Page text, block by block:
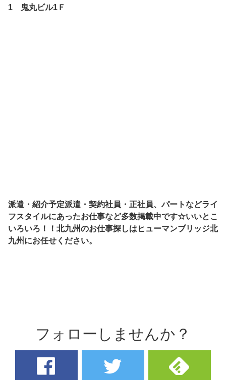
1 鬼丸ビル1Ｆ
派遣・紹介予定派遣・契約社員・正社員、パートなどライ
フスタイルにあったお仕事など多数掲載中です☆いいとこ
いろいろ！！北九州のお仕事探しはヒューマンブリッジ北
九州にお任せください。
フォローしませんか？